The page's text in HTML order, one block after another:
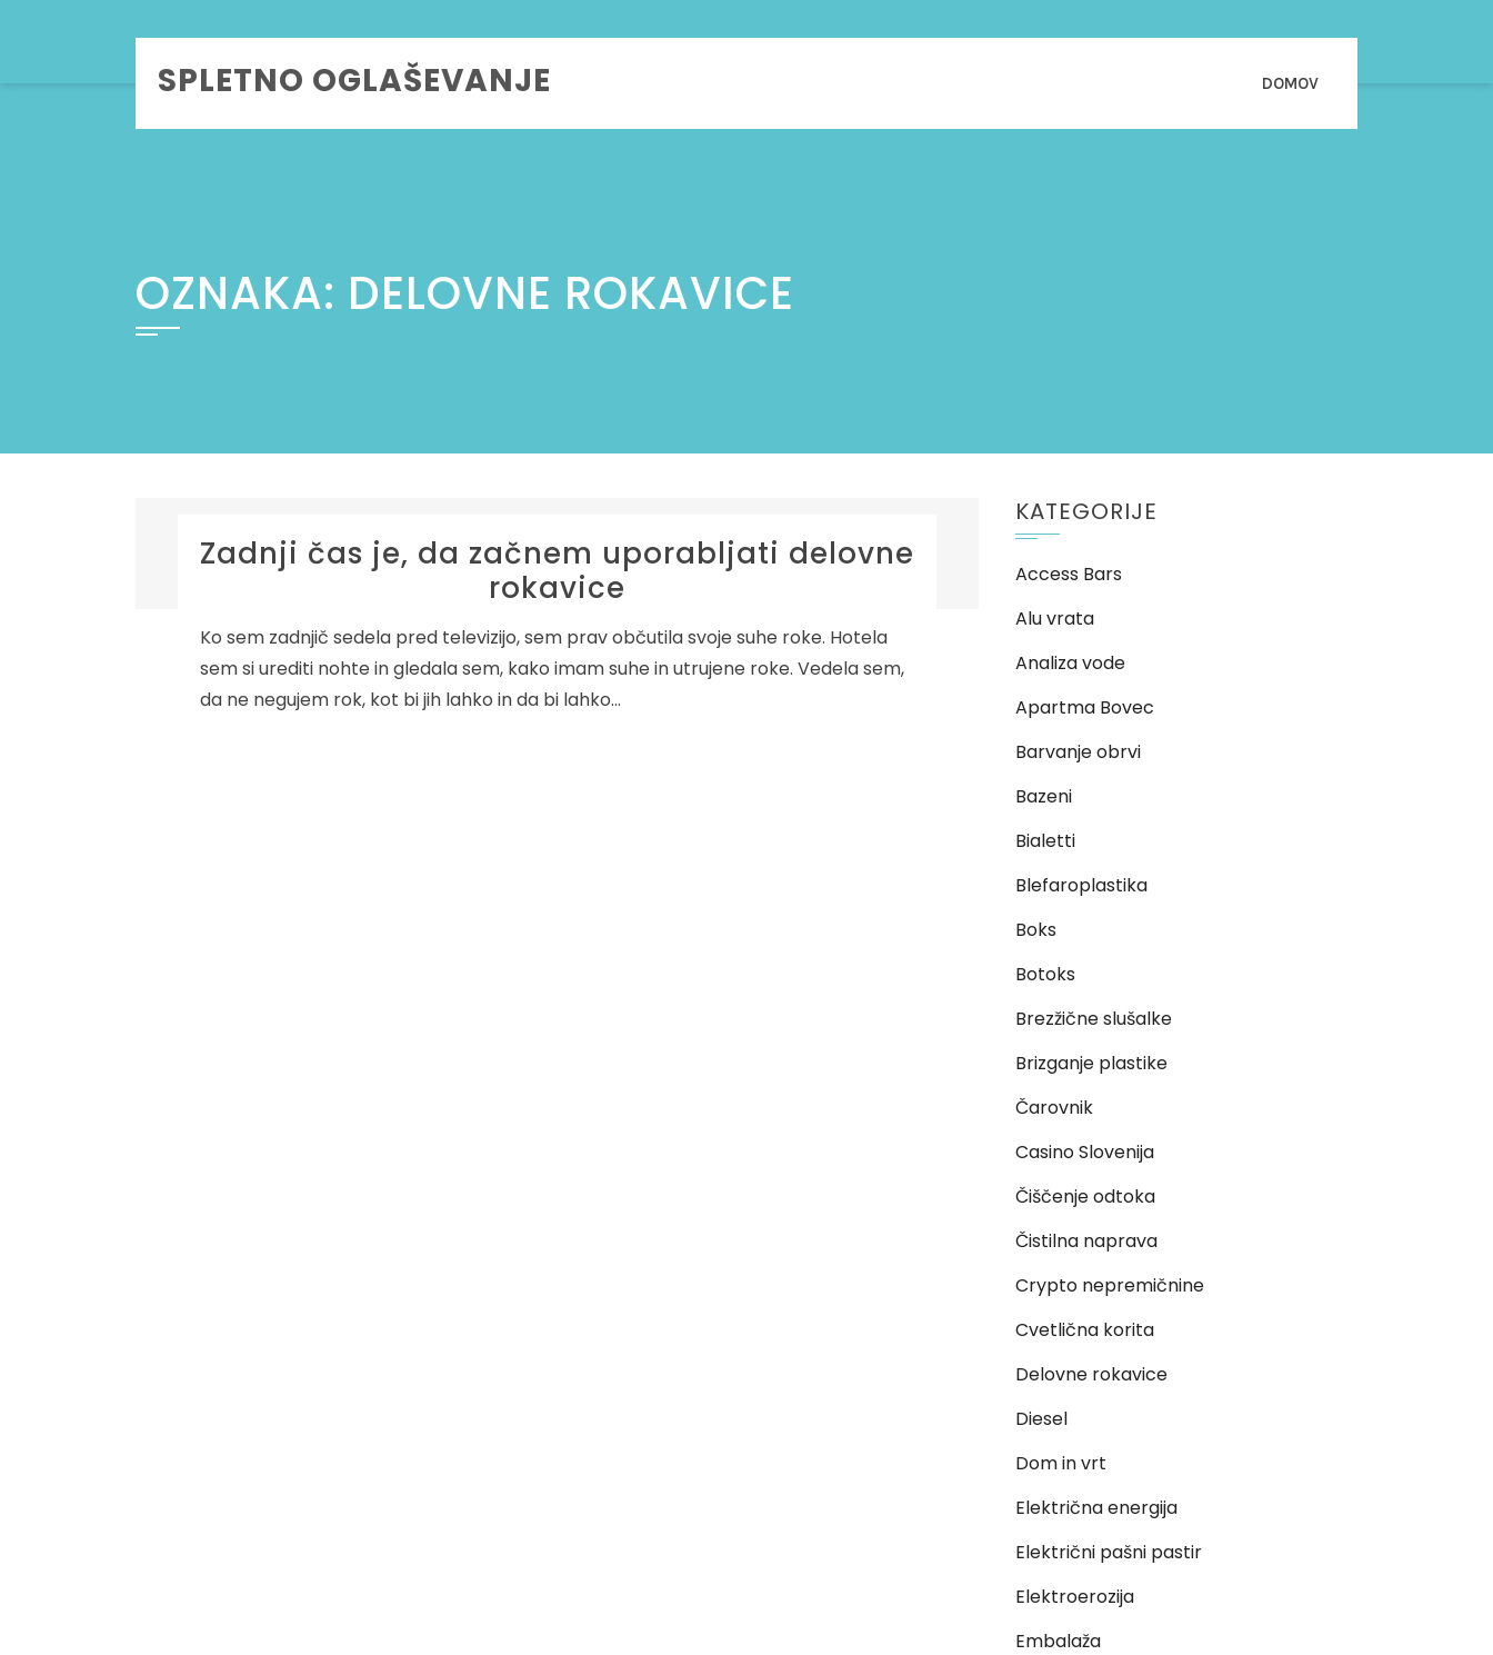
SPLETNO OGLAŠEVANJE DOMOV
OZNAKA: DELOVNE ROKAVICE
Zadnji čas je, da začnem uporabljati delovne
rokavice
Ko sem zadnjič sedela pred televizijo, sem prav občutila svoje suhe roke. Hotela
sem si urediti nohte in gledala sem, kako imam suhe in utrujene roke. Vedela sem,
da ne negujem rok, kot bi jih lahko in da bi lahko…
KATEGORIJE
Access Bars
Alu vrata
Analiza vode
Apartma Bovec
Barvanje obrvi
Bazeni
Bialetti
Blefaroplastika
Boks
Botoks
Brezžične slušalke
Brizganje plastike
Čarovnik
Casino Slovenija
Čiščenje odtoka
Čistilna naprava
Crypto nepremičnine
Cvetlična korita
Delovne rokavice
Diesel
Dom in vrt
Električna energija
Električni pašni pastir
Elektroerozija
Embalaža